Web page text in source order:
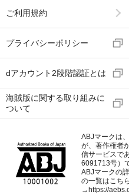
ご利用規約
プライバシーポリシー
dアカウント2段階認証とは
海賊版に関する取り組みに
ついて
ABJマークは
が、著作権者
信サービスで
6091713号）
ABJマークの
の一覧はこちら
→ https://